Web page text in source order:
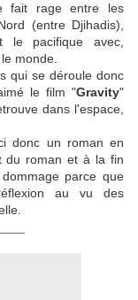
fait rage entre les
(entre Djihadis),
le pacifique avec,
monde.
qui se déroule donc
le film "Gravity"
dans l'espace,
donc un roman en
du roman et à la fin
parce que
au vu des